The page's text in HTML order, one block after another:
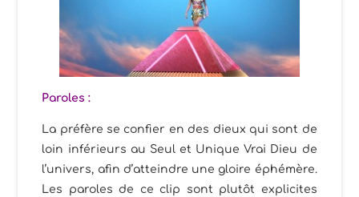
Paroles :
La préfère se confier en des dieux qui sont de
loin inférieurs au Seul et Unique Vrai Dieu de
l’univers, afin d’atteindre une gloire éphémère.
Les paroles de ce clip sont plutôt explicites